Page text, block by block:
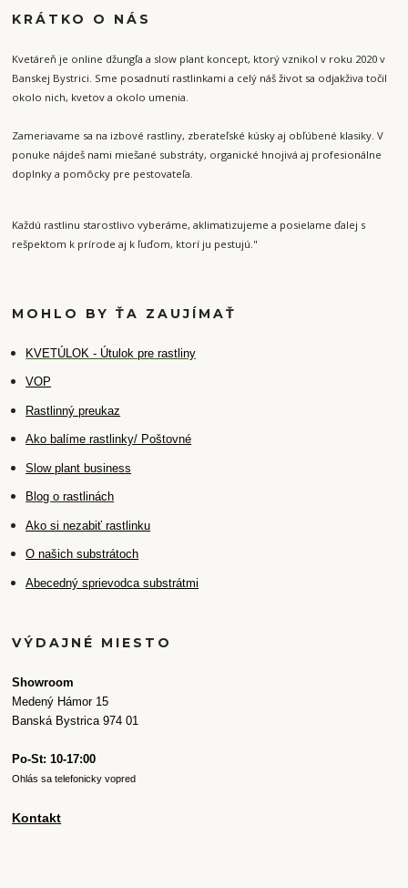
KRÁTKO O NÁS
Kvetáreň je online džungľa a slow plant koncept, ktorý vznikol v roku 2020 v
Banskej Bystrici. Sme posadnutí rastlinkami a celý náš život sa odjakživa točil
okolo nich, kvetov a okolo umenia.
Zameriavame sa na izbové rastliny, zberateľské kúsky aj obľúbené klasiky. V
ponuke nájdeš nami miešané substráty, organické hnojivá aj profesionálne
doplnky a pomôcky pre pestovateľa.
Každú rastlinu starostlivo vyberáme, aklimatizujeme a posielame ďalej s
rešpektom k prírode aj k ľuďom, ktorí ju pestujú."
MOHLO BY ŤA ZAUJÍMAŤ
KVETÚLOK - Útulok pre rastliny
VOP
Rastlinný preukaz
Ako balíme rastlinky/ Poštovné
Slow plant business
Blog o rastlinách
Ako si nezabiť rastlinku
O našich substrátoch
Abecedný sprievodca substrátmi
VÝDAJNÉ MIESTO
Showroom
Medený Hámor 15
Banská Bystrica 974 01
Po-St: 10-17:00
Ohlás sa telefonicky vopred
Kontakt